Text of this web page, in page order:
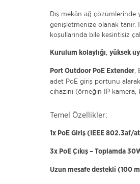
Dış mekân ağ
genişletmenize olanak tanır.
koşullarında bile kesintisiz
Kurulum kolaylığı yüksek
Port Outdoor PoE Extender
adet PoE giriş portunu alarak
cihazını (örneğin IP
Temel Özellikler:
1x PoE Giriş (IEEE 802.3af/
3x PoE Çıkış – Toplamda
Uzun mesafe destekli (100